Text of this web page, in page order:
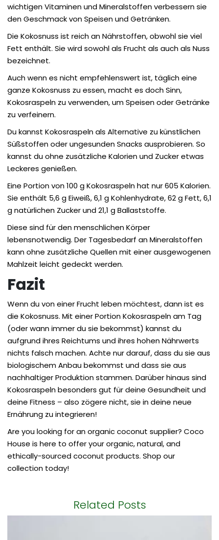
wichtigen Vitaminen und Mineralstoffen verbessern sie
den Geschmack von Speisen und Getränken.
Die Kokosnuss ist reich an Nährstoffen, obwohl sie viel
Fett enthält. Sie wird sowohl als Frucht als auch als Nuss
bezeichnet.
Auch wenn es nicht empfehlenswert ist, täglich eine
ganze Kokosnuss zu essen, macht es doch Sinn,
Kokosraspeln zu verwenden, um Speisen oder Getränke
zu verfeinern.
Du kannst Kokosraspeln als Alternative zu künstlichen
Süßstoffen oder ungesunden Snacks ausprobieren. So
kannst du ohne zusätzliche Kalorien und Zucker etwas
Leckeres genießen.
Eine Portion von 100 g Kokosraspeln hat nur 605 Kalorien.
Sie enthält 5,6 g Eiweiß, 6,1 g Kohlenhydrate, 62 g Fett, 6,1
g natürlichen Zucker und 21,1 g Ballaststoffe.
Diese sind für den menschlichen Körper
lebensnotwendig. Der Tagesbedarf an Mineralstoffen
kann ohne zusätzliche Quellen mit einer ausgewogenen
Mahlzeit leicht gedeckt werden.
Fazit
Wenn du von einer Frucht leben möchtest, dann ist es
die Kokosnuss. Mit einer Portion Kokosraspeln am Tag
(oder wann immer du sie bekommst) kannst du
aufgrund ihres Reichtums und ihres hohen Nährwerts
nichts falsch machen. Achte nur darauf, dass du sie aus
biologischem Anbau bekommst und dass sie aus
nachhaltiger Produktion stammen. Darüber hinaus sind
Kokosraspeln besonders gut für deine Gesundheit und
deine Fitness – also zögere nicht, sie in deine neue
Ernährung zu integrieren!
Are you looking for anorganic coconut supplier? Coco
House is here to offer your organic, natural, and
ethically-sourced coconut products. Shop our
collection today!
Related Posts